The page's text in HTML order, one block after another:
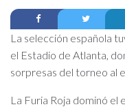
La selección española
el Estadio de Atlanta,
sorpresas del torneo al
La Furia Roja dominó el